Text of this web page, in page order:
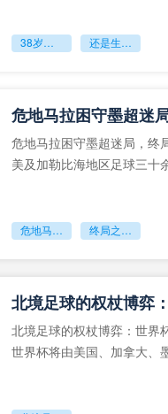
38岁赌上一切：世界杯的绝唱 还是生命的最后冲刺？
危地马拉困守墨超迷
危地马拉困守墨超迷局，终
美及加勒比海地区足球三十
危地马拉困守墨超迷局 终局之战能否破晓重生？
北境足球的权杖博弈
北境足球的权杖博弈：世界
世界杯将由美国、加拿大、